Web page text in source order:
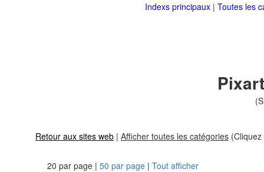
Indexs principaux | Toutes les
Retour aux sites web | Afficher toutes les catégories
20 par page | 50 par page | Tout afficher